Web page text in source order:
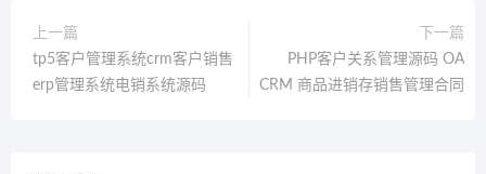
上一篇
tp5客户管理系统crm客户销售
erp管理系统电销系统源码
下一篇
PHP客户关系管理源码 OA
CRM 商品进销存销售管理合同